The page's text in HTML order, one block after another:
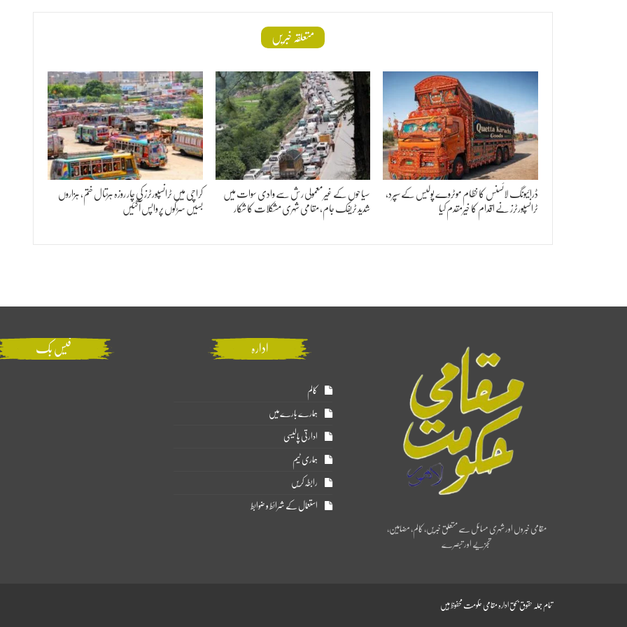
متعلقہ خبریں
ڈرائیونگ لائسنس کا نظام موٹروے پولیس کے سپرد،
ٹرانسپورٹرز نے اقدام کا خیرمقدم کیا
سیاحوں کے غیرمعمولی رش سے وادی سوات میں
شدید ٹریفک جام، مقامی شہری مشکلات کا شکار
کراچی میں ٹرانسپورٹرز کی چار روزہ ہڑتال ختم، ہزاروں
بسیں سڑکوں پر واپس آگئیں
مقامی خبروں اور شہری مسائل سے متعلق خبریں، کالم، مضامین،
تجزیے اور تبصرے
ادارہ
کالم
ہمارے بارے میں
ادارتی پالیسی
ہماری ٹیم
رابطہ کریں
استعمال کے شرائط و ضوابط
فیس بک
تمام جملہ حقوق بحق ادارہ مقامی حکومت محفوظ ہیں